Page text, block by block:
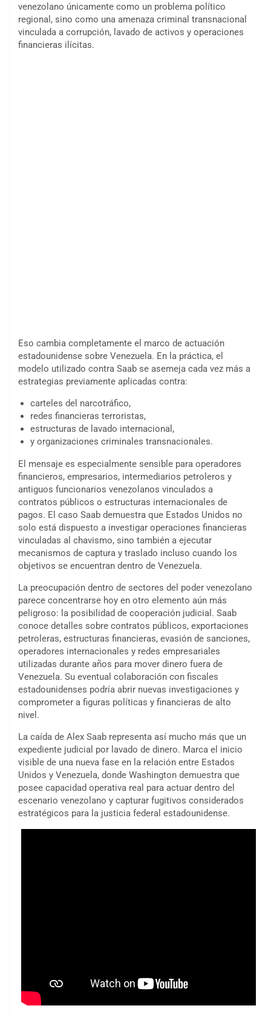
venezolano únicamente como un problema político
regional, sino como una amenaza criminal transnacional
vinculada a corrupción, lavado de activos y operaciones
financieras ilícitas.
Eso cambia completamente el marco de actuación
estadounidense sobre Venezuela. En la práctica, el
modelo utilizado contra Saab se asemeja cada vez más a
estrategias previamente aplicadas contra:
carteles del narcotráfico,
redes financieras terroristas,
estructuras de lavado internacional,
y organizaciones criminales transnacionales.
El mensaje es especialmente sensible para operadores
financieros, empresarios, intermediarios petroleros y
antiguos funcionarios venezolanos vinculados a
contratos públicos o estructuras internacionales de
pagos. El caso Saab demuestra que Estados Unidos no
solo está dispuesto a investigar operaciones financieras
vinculadas al chavismo, sino también a ejecutar
mecanismos de captura y traslado incluso cuando los
objetivos se encuentran dentro de Venezuela.
La preocupación dentro de sectores del poder venezolano
parece concentrarse hoy en otro elemento aún más
peligroso: la posibilidad de cooperación judicial. Saab
conoce detalles sobre contratos públicos, exportaciones
petroleras, estructuras financieras, evasión de sanciones,
operadores internacionales y redes empresariales
utilizadas durante años para mover dinero fuera de
Venezuela. Su eventual colaboración con fiscales
estadounidenses podría abrir nuevas investigaciones y
comprometer a figuras políticas y financieras de alto
nivel.
La caída de Alex Saab representa así mucho más que un
expediente judicial por lavado de dinero. Marca el inicio
visible de una nueva fase en la relación entre Estados
Unidos y Venezuela, donde Washington demuestra que
posee capacidad operativa real para actuar dentro del
escenario venezolano y capturar fugitivos considerados
estratégicos para la justicia federal estadounidense.